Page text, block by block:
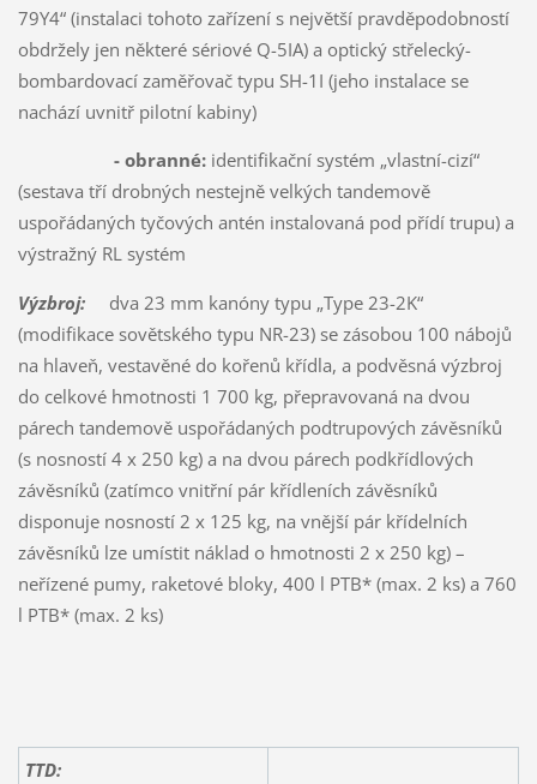
79Y4“ (instalaci tohoto zařízení s největší pravděpodobností
obdržely jen některé sériové Q-5IA) a optický střelecký-
bombardovací zaměřovač typu SH-1I (jeho instalace se
nachází uvnitř pilotní kabiny)
- obranné:identifikační systém „vlastní-cizí“
(sestava tří drobných nestejně velkých tandemově
uspořádaných tyčových antén instalovaná pod přídí trupu) a
výstražný RL systém
Výzbroj:dva 23 mm kanóny typu „Type 23-2K“
(modifikace sovětského typu NR-23) se zásobou 100 nábojů
na hlaveň, vestavěné do kořenů křídla, a podvěsná výzbroj
do celkové hmotnosti 1 700 kg, přepravovaná na dvou
párech tandemově uspořádaných podtrupových závěsníků
(s nosností 4 x 250 kg) a na dvou párech podkřídlových
závěsníků (zatímco vnitřní pár křídleních závěsníků
disponuje nosností 2 x 125 kg, na vnější pár křídelních
závěsníků lze umístit náklad o hmotnosti 2 x 250 kg) –
neřízené pumy, raketové bloky, 400 l PTB* (max. 2 ks) a 760
l PTB* (max. 2 ks)
TTD: